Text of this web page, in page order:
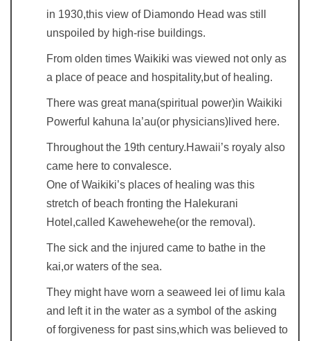
in 1930,this view of Diamondo Head was still
unspoiled by high-rise buildings.
From olden times Waikiki was viewed not only as
a place of peace and hospitality,but of healing.
There was great mana(spiritual power)in Waikiki
Powerful kahuna la’au(or physicians)lived here.
Throughout the 19th century.Hawaii’s royaly also
came here to convalesce.
One of Waikiki’s places of healing was this
stretch of beach fronting the Halekurani
Hotel,called Kawehewehe(or the removal).
The sick and the injured came to bathe in the
kai,or waters of the sea.
They might have worn a seaweed lei of limu kala
and left it in the water as a symbol of the asking
of forgiveness for past sins,which was believed to